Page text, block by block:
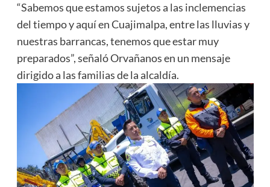
“Sabemos que estamos sujetos a las inclemencias
del tiempo y aquí en Cuajimalpa, entre las lluvias y
nuestras barrancas, tenemos que estar muy
preparados”, señaló Orvañanos en un mensaje
dirigido a las familias de la alcaldía.